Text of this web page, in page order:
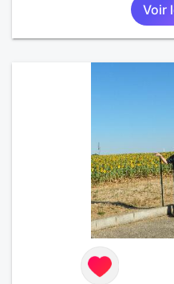
Voir